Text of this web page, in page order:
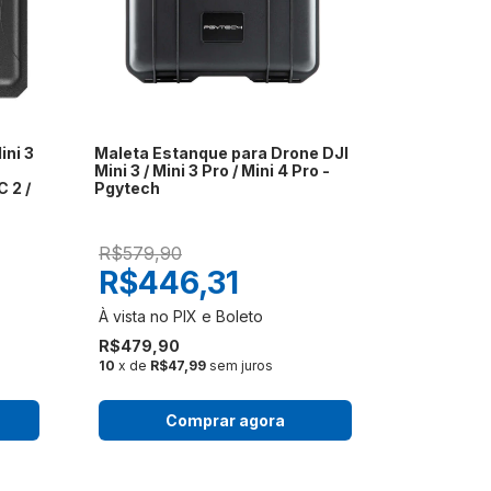
3
2 /
Maleta Estanque para Drone DJI
Mini 3 / Mini 3 Pro / Mini 4 Pro -
Pgytech
R$579,90
R$479,90
R$446,31
10 x de R$47,99 sem juros
Comprar agora